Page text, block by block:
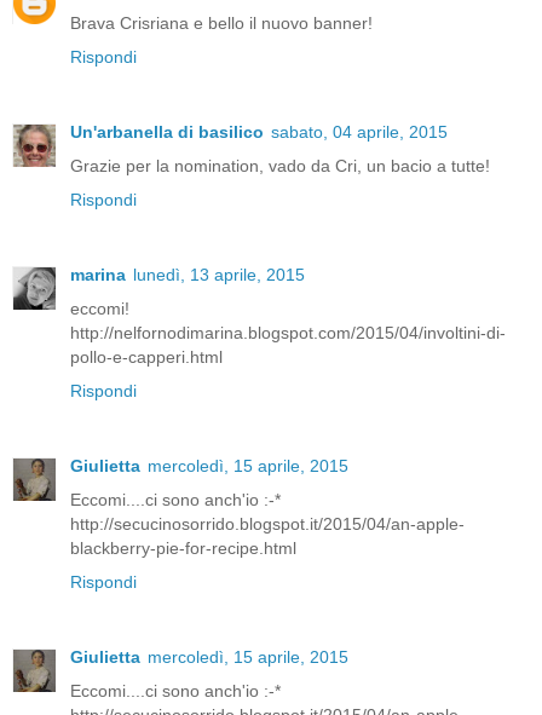
Brava Crisriana e bello il nuovo banner!
Rispondi
Un'arbanella di basilico sabato, 04 aprile, 2015
Grazie per la nomination, vado da Cri, un bacio a tutte!
Rispondi
marina lunedì, 13 aprile, 2015
eccomi!
http://nelfornodimarina.blogspot.com/2015/04/involtini-di-
pollo-e-capperi.html
Rispondi
Giulietta mercoledì, 15 aprile, 2015
Eccomi....ci sono anch'io :-*
http://secucinosorrido.blogspot.it/2015/04/an-apple-
blackberry-pie-for-recipe.html
Rispondi
Giulietta mercoledì, 15 aprile, 2015
Eccomi....ci sono anch'io :-*